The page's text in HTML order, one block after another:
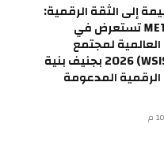
إلى الثقة الرقمية:
مجموعة METRA تستعرض في
لمجتمع
المعلومات (WSIS) 2026 بجنيف بنية
المدعومة